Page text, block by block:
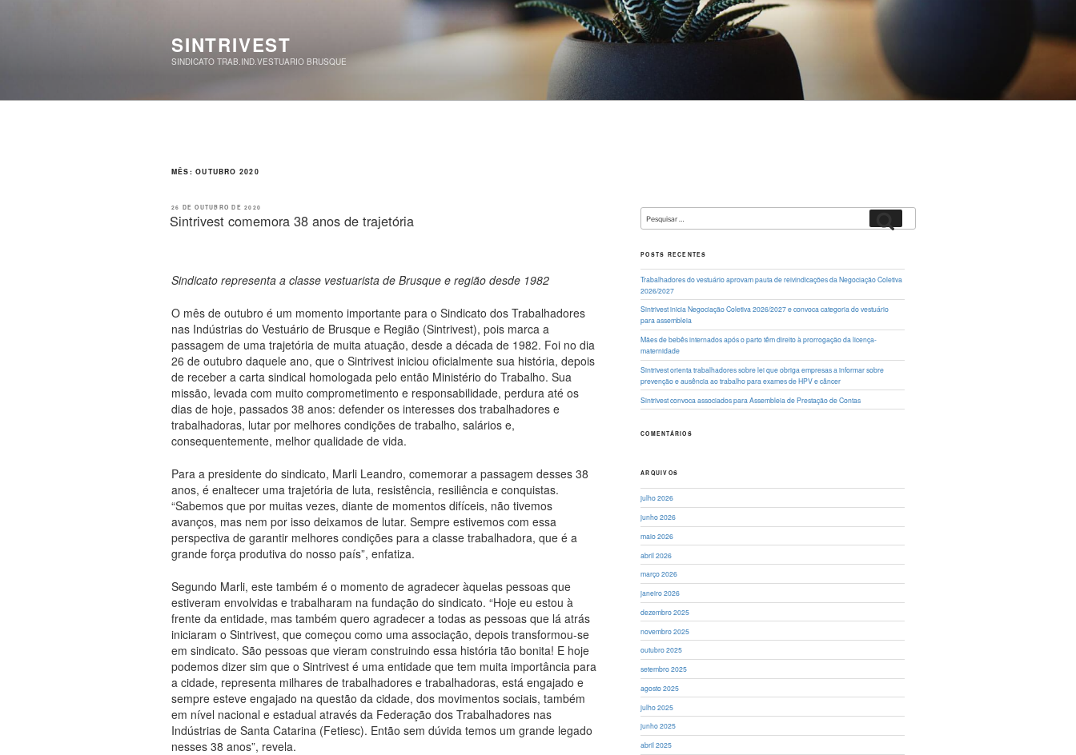
SINTRIVEST
SINDICATO TRAB.IND.VESTUARIO BRUSQUE
MÊS:OUTUBRO 2020
PUBLICADO
26 DE OUTUBRO DE 2020
Sintrivest comemora 38 anos de trajetória
Sindicato representa a classe vestuarista de Brusque e região desde 1982
O mês de outubro é um momento importante para o Sindicato dos Trabalhadores
nas Indústrias do Vestuário de Brusque e Região (Sintrivest), pois marca a
passagem de uma trajetória de muita atuação, desde a década de 1982. Foi no dia
26 de outubro daquele ano, que o Sintrivest iniciou oficialmente sua história, depois
de receber a carta sindical homologada pelo então Ministério do Trabalho. Sua
missão, levada com muito comprometimento e responsabilidade, perdura até os
dias de hoje, passados 38 anos: defender os interesses dos trabalhadores e
trabalhadoras, lutar por melhores condições de trabalho, salários e,
consequentemente, melhor qualidade de vida.
Para a presidente do sindicato, Marli Leandro, comemorar a passagem desses 38
anos, é enaltecer uma trajetória de luta, resistência, resiliência e conquistas.
“Sabemos que por muitas vezes, diante de momentos difíceis, não tivemos
avanços, mas nem por isso deixamos de lutar. Sempre estivemos com essa
perspectiva de garantir melhores condições para a classe trabalhadora, que é a
grande força produtiva do nosso país”, enfatiza.
Segundo Marli, este também é o momento de agradecer àquelas pessoas que
estiveram envolvidas e trabalharam na fundação do sindicato. “Hoje eu estou à
frente da entidade, mas também quero agradecer a todas as pessoas que lá atrás
iniciaram o Sintrivest, que começou como uma associação, depois transformou-se
em sindicato. São pessoas que vieram construindo essa história tão bonita! E hoje
podemos dizer sim que o Sintrivest é uma entidade que tem muita importância para
a cidade, representa milhares de trabalhadores e trabalhadoras, está engajado e
sempre esteve engajado na questão da cidade, dos movimentos sociais, também
em nível nacional e estadual através da Federação dos Trabalhadores nas
Indústrias de Santa Catarina (Fetiesc). Então sem dúvida temos um grande legado
nesses 38 anos”, revela.
Pesquisar
por:
POSTS RECENTES
Trabalhadores do vestuário aprovam pauta de reivindicações da Negociação Coletiva
2026/2027
Sintrivest inicia Negociação Coletiva 2026/2027 e convoca categoria do vestuário
para assembleia
Mães de bebês internados após o parto têm direito à prorrogação da licença-
maternidade
Sintrivest orienta trabalhadores sobre lei que obriga empresas a informar sobre
prevenção e ausência ao trabalho para exames de HPV e câncer
Sintrivest convoca associados para Assembleia de Prestação de Contas
COMENTÁRIOS
ARQUIVOS
julho 2026
junho 2026
maio 2026
abril 2026
março 2026
janeiro 2026
dezembro 2025
novembro 2025
outubro 2025
setembro 2025
agosto 2025
julho 2025
junho 2025
abril 2025